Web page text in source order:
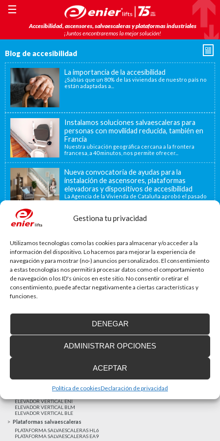
Gestiona tu privacidad
Utilizamos tecnologías como las cookies para almacenar y/o acceder a la
información del dispositivo. Lo hacemos para mejorar la experiencia de
navegación y para mostrar (no-) anuncios personalizados. El consentimiento
a estas tecnologías nos permitirá procesar datos como el comportamiento
de navegación o los ID's únicos en este sitio. No consentir o retirar el
consentimiento, puede afectar negativamente a ciertas características y
funciones.
ACEPTAR
DENEGAR
ADMINISTRAR OPCIONES
Política de cookiesDeclaración de privacidad
Accesibilidad, ascensores, salvaescaleras y plataformas industriales
¡Juntos encontraremos la mejor solución!
☰
Blog de accesibilidad
La importancia de la accesibilidad
¿Sabías que un 80% de las viviendas de nuestro país no
están adaptadas a...
Instalamos soluciones salvaescaleras para
personas con movilidad reducida, también en
Francia
Nuestra ubicación geográfica cercana a la frontera
francesa, a 40 minutos, nos permite ofrecer...
Nueva convocatoria de ayudas para la
instalación de ascensores, plataformas
elevadoras y dispositivos de accesibilidad
La Agencia de la Vivienda de Cataluña aprobó el pasado
15 de noviembre de...
La accesibilidad universal es una prioridad
MAS NOTICIAS
Elevadores verticales
ELEVADOR VERTICAL ENI
ELEVADOR VERTICAL BLM
ELEVADOR VERTICAL BLE
Plataformas salvaescaleras
PLATAFORMA SALVAESCALERAS HL6
PLATAFORMA SALVAESCALERAS EA9